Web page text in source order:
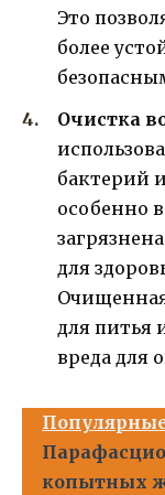
Это
более
Очистка
бактерий
особенно
для
для питья
вреда для
копытных